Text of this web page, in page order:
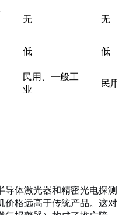
无 无
低 低
民用、一般工
业
民
体激光器和精密光电探测
格远高于传统产品。这对